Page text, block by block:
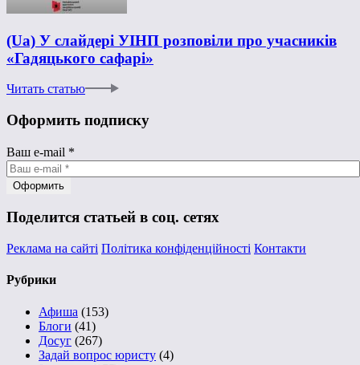
(Ua) У слайдері УІНП розповіли про учасників
«Гадяцького сафарі»
Читать статью
Оформить подписку
Ваш e-mail *
Поделится статьей в соц. сетях
Реклама на сайті Політика конфіденційності Контакти
Рубрики
Афиша (153)
Блоги (41)
Досуг (267)
Задай вопрос юристу (4)